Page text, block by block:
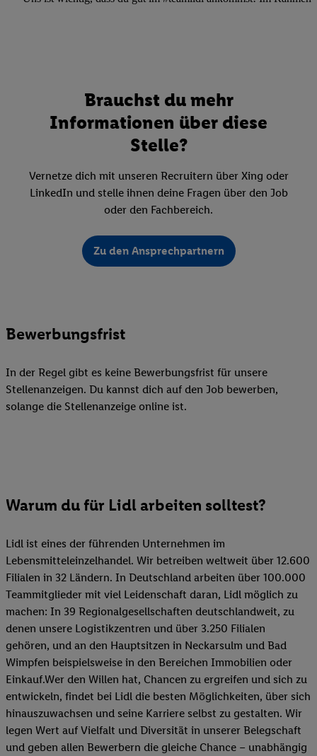
Brauchst du mehr
Informationen über diese
Stelle?
Vernetze dich mit unseren Recruitern über Xing oder
LinkedIn und stelle ihnen deine Fragen über den Job
oder den Fachbereich.
Zu den Ansprechpartnern
Bewerbungsfrist
In der Regel gibt es keine Bewerbungsfrist für unsere
Stellenanzeigen. Du kannst dich auf den Job bewerben,
solange die Stellenanzeige online ist.
Warum du für Lidl arbeiten solltest?
Lidl ist eines der führenden Unternehmen im
Lebensmitteleinzelhandel. Wir betreiben weltweit über 12.600
Filialen in 32 Ländern. In Deutschland arbeiten über 100.000
Teammitglieder mit viel Leidenschaft daran, Lidl möglich zu
machen: In 39 Regionalgesellschaften deutschlandweit, zu
denen unsere Logistikzentren und über 3.250 Filialen
gehören, und an den Hauptsitzen in Neckarsulm und Bad
Wimpfen beispielsweise in den Bereichen Immobilien oder
Einkauf.Wer den Willen hat, Chancen zu ergreifen und sich zu
entwickeln, findet bei Lidl die besten Möglichkeiten, über sich
hinauszuwachsen und seine Karriere selbst zu gestalten. Wir
legen Wert auf Vielfalt und Diversität in unserer Belegschaft
und geben allen Bewerbern die gleiche Chance – unabhängig